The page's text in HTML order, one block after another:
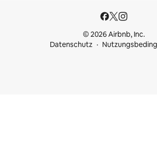
© 2026 Airbnb, Inc.
Datenschutz